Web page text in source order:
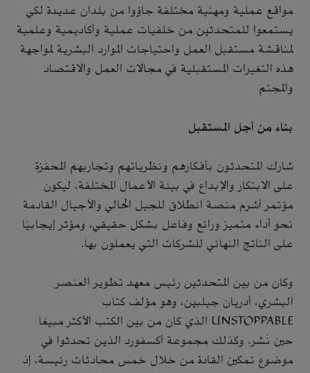
مواقع عملية ومهنية مختلفة جاؤوا من بلدان عديدة لكي
يستمعوا للمتحدثين من خلفيات عملية وأكاديمية وعلمية
لمناقشة مستقبل العمل واحتياجات الموارد البشرية لمواجهة
هذه التغيرات المستقبلية في مجالات العمل والاقتصاد
والمجتم
بناء من أجل المستقبل
شارك المتحدثون بأفكارهم ونظرياتهم وتجاربهم المحفزة
على الابتكار والإبداع في بيئة الأعمال المختلفة، ليكون
مؤتمر أشرم منصة انطلاق للجيل الحالي والأجيال القادمة
نحو أداء متميز ورائع وفاعل بشكل حقيقي، ومؤثر إيجابيًا
على الناتج النهائي للشركات التي يعملون بها.
وكان من بين المتحدثين رئيس معهد تطوير العنصر
البشري، أدريان جيلبين، وهو مؤلف كتاب
UNSTOPPABLE الذي كان من بين الكتب الأكثر مبيعًا
حين نُشر. وكذلك مجموعة أكسفورد الذين تحدثوا في
موضوع تمكين القادة من خلال خمس محادثات رئيسة، إذ